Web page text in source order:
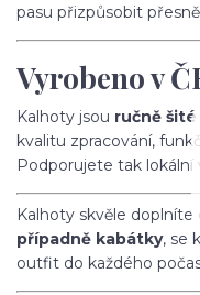
pasu přizpůsobit
Vyrobeno v
Kalhoty jsou ručně
kvalitu zpracování,
Podporujete tak
Kalhoty skvěle doplníte
případně kabátky, se
outfit do každého